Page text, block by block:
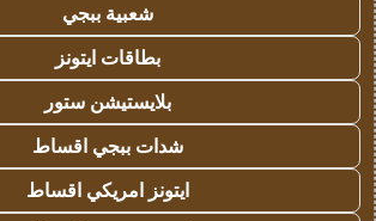
شعبية ببجي
بطاقات ايتونز
بلايستيشن ستور
شدات ببجي اقساط
ايتونز امريكي اقساط